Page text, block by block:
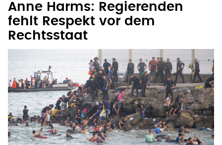
Anne Harms: Regierenden
fehlt Respekt vor dem
Rechtsstaat